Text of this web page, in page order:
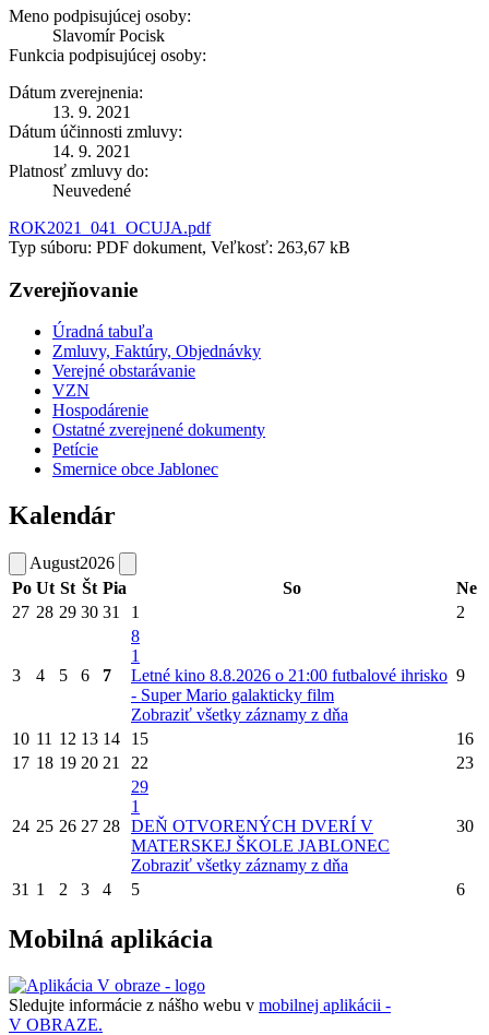
Meno podpisujúcej osoby:
Slavomír Pocisk
Funkcia podpisujúcej osoby:
Dátum zverejnenia:
13. 9. 2021
Dátum účinnosti zmluvy:
14. 9. 2021
Platnosť zmluvy do:
Neuvedené
ROK2021_041_OCUJA.pdf
Typ súboru: PDF dokument, Veľkosť: 263,67 kB
Zverejňovanie
Úradná tabuľa
Zmluvy, Faktúry, Objednávky
Verejné obstarávanie
VZN
Hospodárenie
Ostatné zverejnené dokumenty
Petície
Smernice obce Jablonec
Kalendár
August2026
Po Ut St Št Pia So
Ne
27 28 29 30 31 1 2
3 4 5 6 7
8
1
Letné kino 8.8.2026 o 21:00 futbalové ihrisko
- Super Mario galakticky film
Zobraziť všetky záznamy z dňa
9
10 11 12 13 14 15
16
17 18 19 20 21 22 23
24 25 26 27 28
29
1
DEŇ OTVORENÝCH DVERÍ V
MATERSKEJ ŠKOLE JABLONEC
Zobraziť všetky záznamy z dňa
30
31 1 2 3 4 5 6
Mobilná aplikácia
Sledujte informácie z nášho webu v mobilnej aplikácii -
V OBRAZE.